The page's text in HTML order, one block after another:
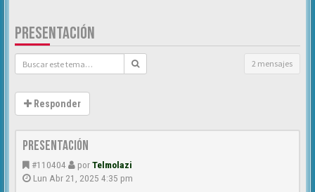
PRESENTACIÓN
2 mensajes
Responder
Presentación
#110404 porTelmolazi
Lun Abr 21, 2025 4:35 pm